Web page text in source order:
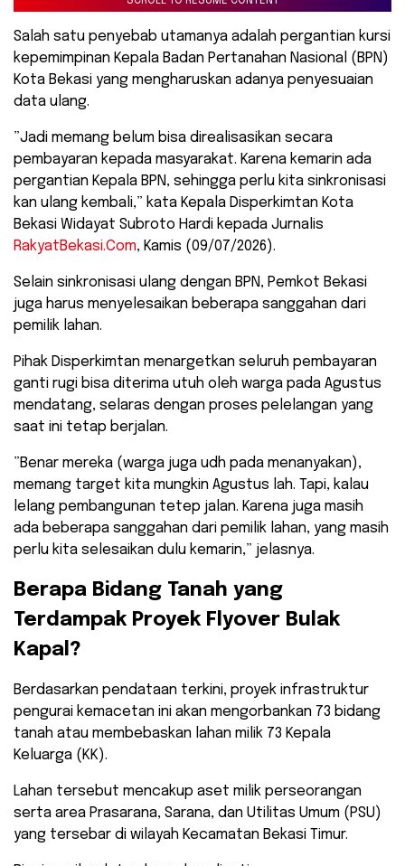
Salah satu penyebab utamanya adalah pergantian kursi
kepemimpinan Kepala Badan Pertanahan Nasional (BPN)
Kota Bekasi yang mengharuskan adanya penyesuaian
data ulang.
​”Jadi memang belum bisa direalisasikan secara
pembayaran kepada masyarakat. Karena kemarin ada
pergantian Kepala BPN, sehingga perlu kita sinkronisasi
kan ulang kembali,” kata Kepala Disperkimtan Kota
Bekasi Widayat Subroto Hardi kepada Jurnalis
RakyatBekasi.Com, Kamis (09/07/2026).
​Selain sinkronisasi ulang dengan BPN, Pemkot Bekasi
juga harus menyelesaikan beberapa sanggahan dari
pemilik lahan.
Pihak Disperkimtan menargetkan seluruh pembayaran
ganti rugi bisa diterima utuh oleh warga pada Agustus
mendatang, selaras dengan proses pelelangan yang
saat ini tetap berjalan.
​”Benar mereka (warga juga udh pada menanyakan),
memang target kita mungkin Agustus lah. Tapi, kalau
lelang pembangunan tetep jalan. Karena juga masih
ada beberapa sanggahan dari pemilik lahan, yang masih
perlu kita selesaikan dulu kemarin,” jelasnya.
​Berapa Bidang Tanah yang
Terdampak Proyek Flyover Bulak
Kapal?
​Berdasarkan pendataan terkini, proyek infrastruktur
pengurai kemacetan ini akan mengorbankan 73 bidang
tanah atau membebaskan lahan milik 73 Kepala
Keluarga (KK).
Lahan tersebut mencakup aset milik perseorangan
serta area Prasarana, Sarana, dan Utilitas Umum (PSU)
yang tersebar di wilayah Kecamatan Bekasi Timur.